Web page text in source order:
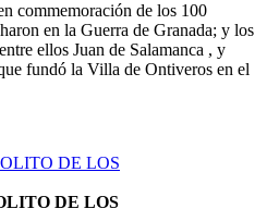
commemoración de los 100
en la Guerra de Granada; y los
ellos Juan de Salamanca , y
fundó la Villa de Ontiveros en el
DE LOS